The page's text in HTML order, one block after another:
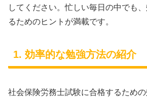
してください。忙しい毎日の中でも
るためのヒントが満載です。
1. 効率的な勉強方法の紹介
社会保険労務士試験に合格するため